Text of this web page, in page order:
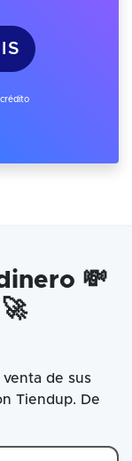
💸
de sus
Tiendup. De